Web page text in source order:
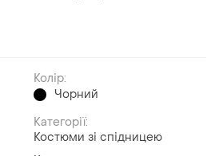
Колір:
Чорний
Категорії:
Костюми зі спідницею